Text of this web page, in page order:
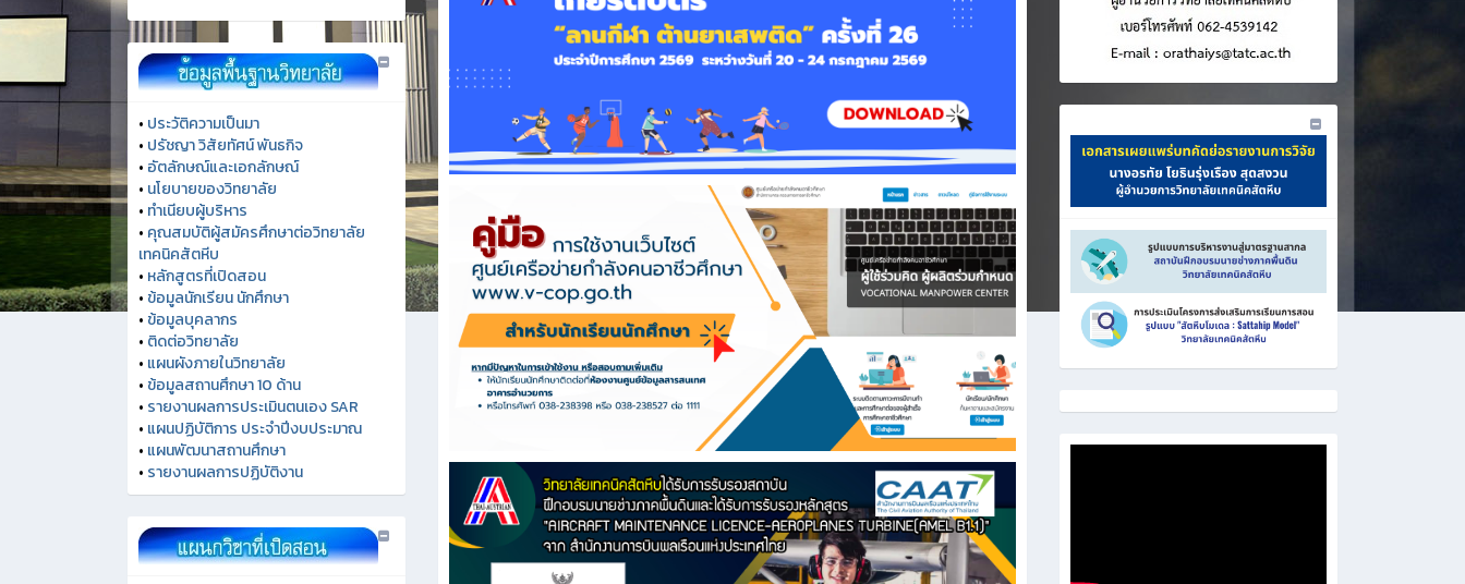
• ประวัติความเป็นมา
• ปรัชญา วิสัยทัศน์ พันธกิจ
• อัตลักษณ์และเอกลักษณ์
• นโยบายของวิทยาลัย
• ทำเนียบผู้บริหาร
• คุณสมบัติผู้สมัครศึกษาต่อวิทยาลัย
เทคนิคสัตหีบ
• หลักสูตรที่เปิดสอน
• ข้อมูลนักเรียน นักศึกษา
• ข้อมูลบุคลากร
• ติดต่อวิทยาลัย
• แผนผังภายในวิทยาลัย
• ข้อมูลสถานศึกษา 10 ด้าน
• รายงานผลการประเมินตนเอง SAR
• แผนปฏิบัติการ ประจำปีงบประมาณ
• แผนพัฒนาสถานศึกษา
• รายงานผลการปฏิบัติงาน